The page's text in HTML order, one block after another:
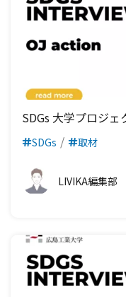
SDGs 大学プロジ
SDGs 取材
LIVIKA編集部